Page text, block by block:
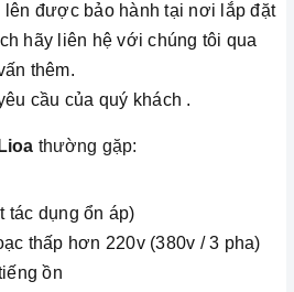
lên được bảo hành tại nơi lắp đặt
hãy liên hệ với chúng tôi qua
thêm.
cầu của quý khách .
thường gặp:
tác dụng ổn áp)
thấp hơn 220v (380v / 3 pha)
ồn